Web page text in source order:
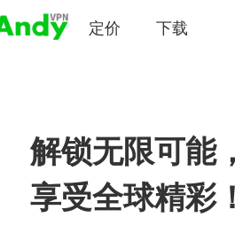
定价 下载
解锁无限可能，
享受全球精彩！